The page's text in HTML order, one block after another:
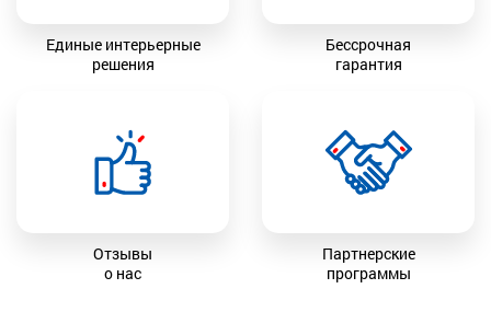
Единые интерьерные
решения
Бессрочная
гарантия
Отзывы
о нас
Партнерские
программы